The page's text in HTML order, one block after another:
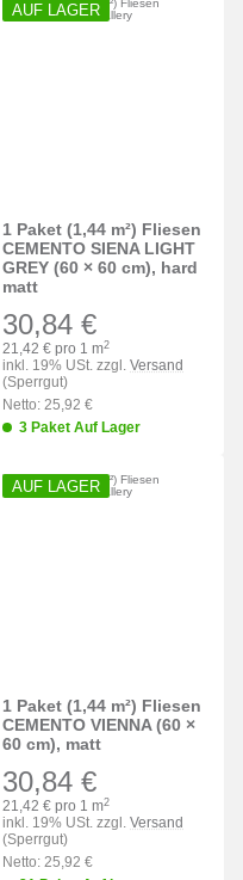
AUF LAGER
1 Paket (1,44 m²) Fliesen
CEMENTO SIENA LIGHT
GREY (60 × 60 cm), hard
matt
30,84 €
21,42 € pro 1 m2
inkl. 19% USt. zzgl. Versand
(Sperrgut)
Netto: 25,92 €
3 Paket Auf Lager
AUF LAGER
1 Paket (1,44 m²) Fliesen
CEMENTO VIENNA (60 ×
60 cm), matt
30,84 €
21,42 € pro 1 m2
inkl. 19% USt. zzgl. Versand
(Sperrgut)
Netto: 25,92 €